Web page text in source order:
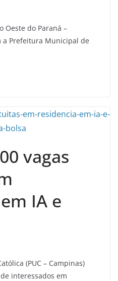
Oeste do Paraná –
a Prefeitura Municipal de
vagas
IA e
(PUC – Campinas)
interessados em